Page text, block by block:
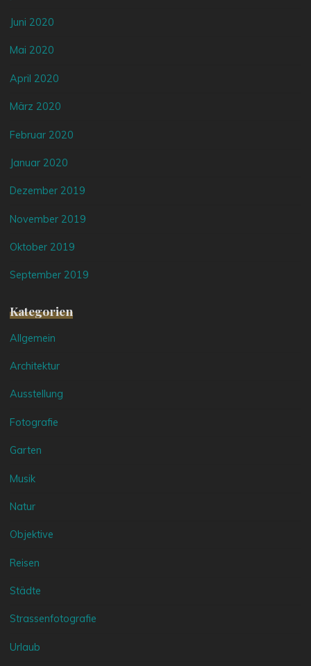
Juni 2020
Mai 2020
April 2020
März 2020
Februar 2020
Januar 2020
Dezember 2019
November 2019
Oktober 2019
September 2019
Kategorien
Allgemein
Architektur
Ausstellung
Fotografie
Garten
Musik
Natur
Objektive
Reisen
Städte
Strassenfotografie
Urlaub